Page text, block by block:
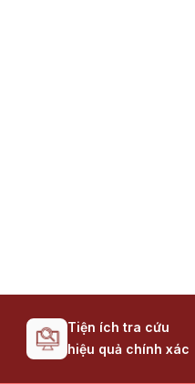
Tiện ích tra cứu
hiệu quả chính xác